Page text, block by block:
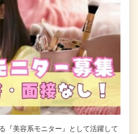
『美容系モニター』として活躍して